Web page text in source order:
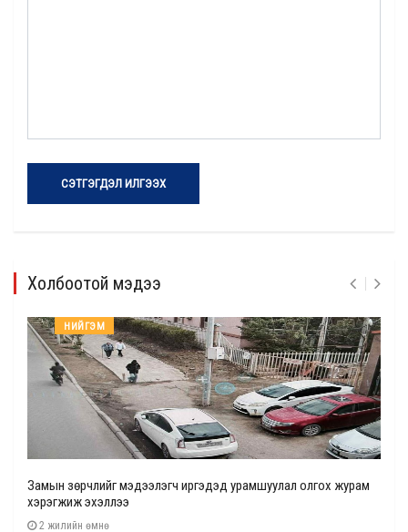
СЭТГЭГДЭЛ ИЛГЭЭХ
Холбоотой мэдээ
НИЙГЭМ
Замын зөрчлийг мэдээлэгч иргэдэд урамшуулал олгох журам
хэрэгжиж эхэллээ
2 жилийн өмнө